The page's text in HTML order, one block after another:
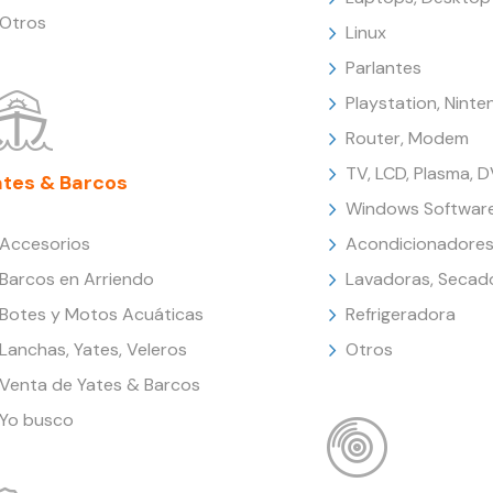
& Barcos
en Arriendo
y Motos Acuáticas
Yates, Veleros
de Yates & Barcos
busco
Linux
Parlantes
Playstation,
Router, Modem
TV, LCD, Plasma,
Windows
Lavadoras,
Refrigeradora
Otros